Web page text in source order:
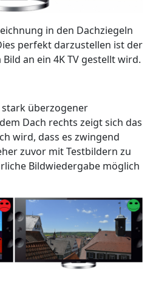
in den Dachziegeln
perfekt darzustellen ist der
an ein 4K TV gestellt wird.
überzogener
Dach rechts zeigt sich das
wird, dass es zwingend
zuvor mit Testbildern zu
Bildwiedergabe möglich